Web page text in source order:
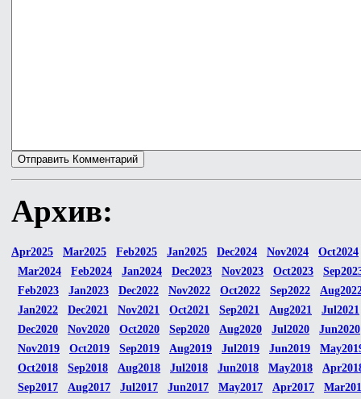
Архив:
Apr2025 Mar2025 Feb2025 Jan2025 Dec2024 Nov2024
Oct2024
Mar2024
Feb2024 Jan2024 Dec2023 Nov2023 Oct2023
Feb2023
Jan2023 Dec2022 Nov2022 Oct2022 Sep2022
Jan2022
Dec2021 Nov2021 Oct2021 Sep2021 Aug2021
Jul2021
Dec2020
Nov2020 Oct2020 Sep2020 Aug2020 Jul2020
Jun2020
Nov2019
Oct2019 Sep2019 Aug2019 Jul2019 Jun2019
Oct2018
Sep2018 Aug2018 Jul2018 Jun2018 May2018
Sep2017
Aug2017 Jul2017 Jun2017 May2017 Apr2017